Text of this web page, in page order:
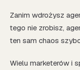
Zanim wdrożysz
tego nie zrobisz,
ten sam chaos
Wielu marketerów i